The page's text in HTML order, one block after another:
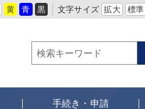
黄 青 黒 文字サイズ 拡大 標準
手続き・申請